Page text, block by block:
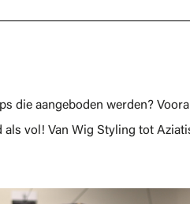
die aangeboden werden?
als vol! Van Wig Styling tot